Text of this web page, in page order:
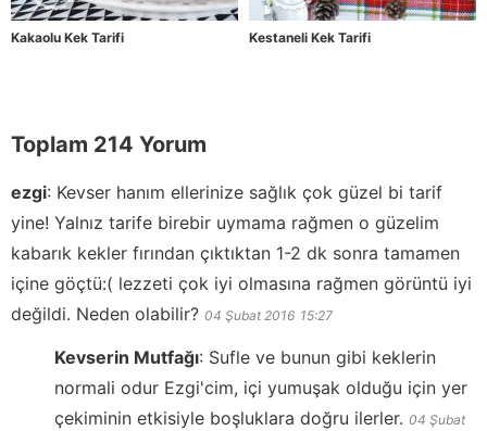
Kakaolu Kek Tarifi Kestaneli Kek Tarifi
Toplam 214 Yorum
ezgi: Kevser hanım ellerinize sağlık çok güzel bi tarif
yine! Yalnız tarife birebir uymama rağmen o güzelim
kabarık kekler fırından çıktıktan 1-2 dk sonra tamamen
içine göçtü:( lezzeti çok iyi olmasına rağmen görüntü iyi
değildi. Neden olabilir? 04 Şubat 2016 15:27
Kevserin Mutfağı: Sufle ve bunun gibi keklerin
normali odur Ezgi'cim, içi yumuşak olduğu için yer
çekiminin etkisiyle boşluklara doğru ilerler. 04 Şubat